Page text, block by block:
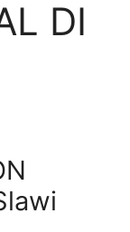
DI